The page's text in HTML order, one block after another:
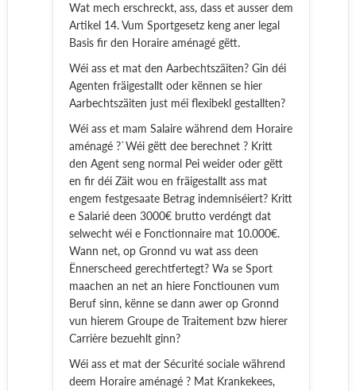
Wat mech erschreckt, ass, dass et ausser dem
Artikel 14. Vum Sportgesetz keng aner legal
Basis fir den Horaire aménagé gëtt.
Wéi ass et mat den Aarbechtszäiten? Gin déi
Agenten fräigestallt oder kënnen se hier
Aarbechtszäiten just méi flexibekl gestallten?
Wéi ass et mam Salaire während dem Horaire
aménagé ?`Wéi gëtt dee berechnet ? Kritt
den Agent seng normal Pei weider oder gëtt
en fir déi Zäit wou en fräigestallt ass mat
engem festgesaate Betrag indemniséiert? Kritt
e Salarié deen 3000€ brutto verdéngt dat
selwecht wéi e Fonctionnaire mat 10.000€.
Wann net, op Gronnd vu wat ass deen
Ënnerscheed gerechtfertegt? Wa se Sport
maachen an net an hiere Fonctiounen vum
Beruf sinn, kënne se dann awer op Gronnd
vun hierem Groupe de Traitement bzw hierer
Carrière bezuehlt ginn?
Wéi ass et mat der Sécurité sociale während
deem Horaire aménagé ? Mat Krankekees,